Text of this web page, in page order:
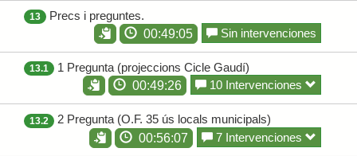
13
Precs i preguntes.
00:49:05
Sin intervenciones
13.1
1 Pregunta (projeccions Cicle Gaudí)
00:49:26
10 Intervenciones
13.2
2 Pregunta (O.F. 35 ús locals municipals)
00:56:07
7 Intervenciones